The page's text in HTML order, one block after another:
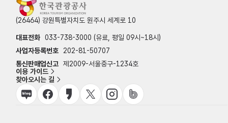
(26464) 강원특별자치도 원주시 세계로 10
대표전화 033-738-3000 (유료, 평일 09시~18시)
사업자등록번호
202-81-50707
통신판매업신고 제2009-서울중구-1234호
이용 가이드
찾아오시는 길